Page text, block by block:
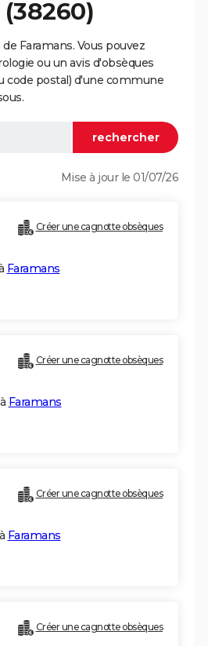
Faramans. Vous pouvez
ou un avis d'obsèques
code postal) d'une commune
Mise à jour le 01/07/26
Créer une cagnotte obsèques
Faramans
Créer une cagnotte obsèques
Faramans
Créer une cagnotte obsèques
Faramans
Créer une cagnotte obsèques